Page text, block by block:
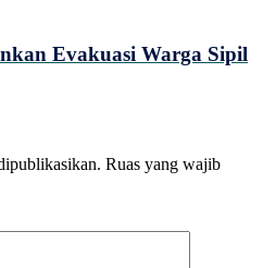
Evakuasi Warga Sipil
Ruas yang wajib